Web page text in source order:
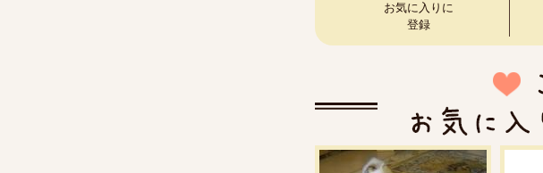
お気に入りに
登録